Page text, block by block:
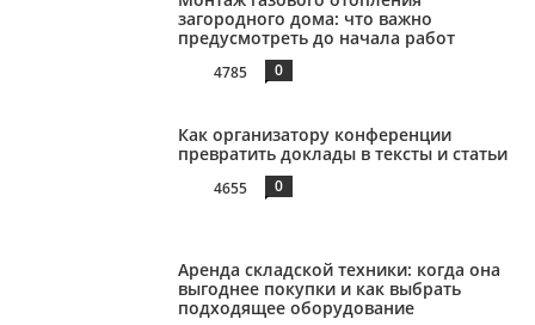
загородного дома: что важно
предусмотреть до начала работ
4785 0
Как организатору конференции
превратить доклады в тексты и статьи
4655 0
Аренда складской техники: когда она
выгоднее покупки и как выбрать
подходящее оборудование